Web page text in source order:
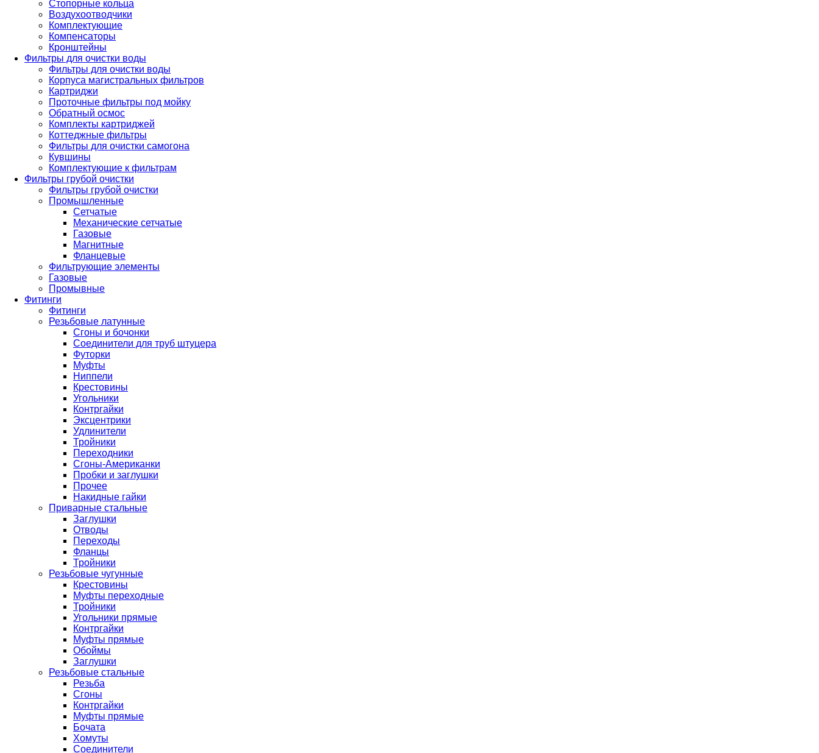
Стопорные кольца
Воздухоотводчики
Комплектующие
Компенсаторы
Кронштейны
Фильтры для очистки воды
Фильтры для очистки воды
Корпуса магистральных фильтров
Картриджи
Проточные фильтры под мойку
Обратный осмос
Комплекты картриджей
Коттеджные фильтры
Фильтры для очистки самогона
Кувшины
Комплектующие к фильтрам
Фильтры грубой очистки
Фильтры грубой очистки
Промышленные
Сетчатые
Механические сетчатые
Газовые
Магнитные
Фланцевые
Фильтрующие элементы
Газовые
Промывные
Фитинги
Фитинги
Резьбовые латунные
Сгоны и бочонки
Соединители для труб штуцера
Футорки
Муфты
Ниппели
Крестовины
Угольники
Контргайки
Эксцентрики
Удлинители
Тройники
Переходники
Сгоны-Американки
Пробки и заглушки
Прочее
Накидные гайки
Приварные стальные
Заглушки
Отводы
Переходы
Фланцы
Тройники
Резьбовые чугунные
Крестовины
Муфты переходные
Тройники
Угольники прямые
Контргайки
Муфты прямые
Обоймы
Заглушки
Резьбовые стальные
Резьба
Сгоны
Контргайки
Муфты прямые
Бочата
Хомуты
Соединители